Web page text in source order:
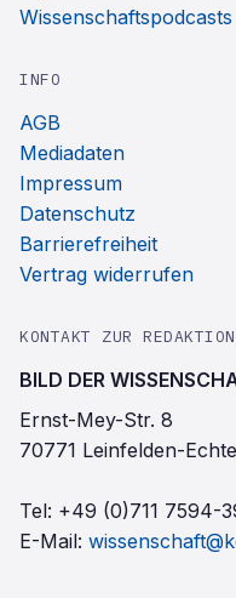
Wissenschaftspodcasts
INFO
AGB
Mediadaten
Impressum
Datenschutz
Barrierefreiheit
Vertrag widerrufen
KONTAKT ZUR REDAKTION
BILD DER
Ernst-Mey-Str. 8
70771 Leinfelden-
Tel: +49 (0)711 7594-
E-Mail: